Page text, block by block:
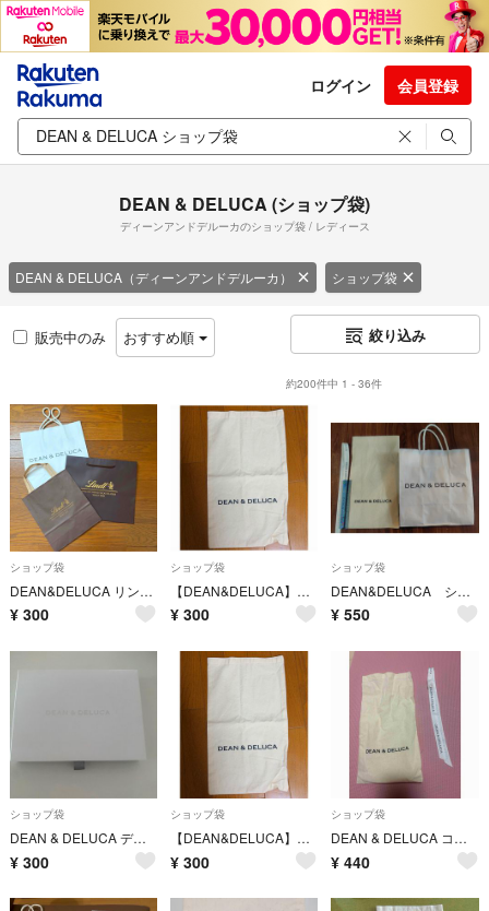
ログイン 会員登録
DEAN & DELUCA (ショップ袋)
ディーンアンドデルーカのショップ袋 / レディース
DEAN & DELUCA（ディーンアンドデルーカ） ショップ袋
販売中のみ おすすめ順 絞り込み
約200件中 1 - 36件
ショップ袋
DEAN&DELUCA リンツ ショッパー ショップ袋
¥ 300
ショップ袋
【DEAN&DELUCA】ディーン&デルーカ 袋 布袋 ギフトバッグ ポーチ
¥ 300
ショップ袋
DEAN&DELUCA ショッパー布と紙袋
¥ 550
ショップ袋
DEAN & DELUCA ディーンアンドデルーカ 空箱
¥ 300
ショップ袋
【DEAN&DELUCA】ディーン&デルーカ 袋 布袋 ギフトバッグ ポーチ
¥ 300
ショップ袋
DEAN & DELUCA コットンギフト袋 リボン付き
¥ 440